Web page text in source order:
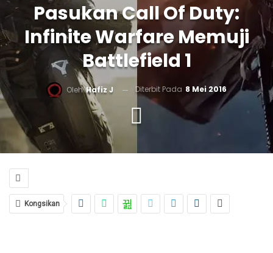
Pasukan Call Of Duty:
Infinite Warfare Memuji
Battlefield 1
OlehHafiz J Diterbit Pada 8 Mei 2016
Kongsikan